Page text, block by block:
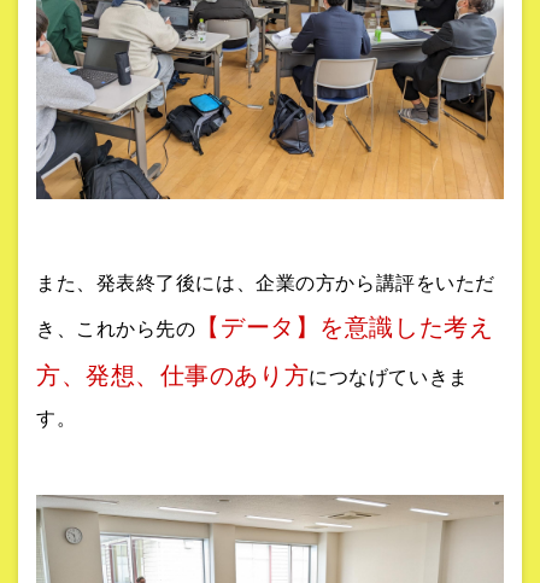
また、発表終了後には、企業の方から講評をいただ
き、これから先の
【データ】を意識した考え
方、発想、仕事のあり方につなげていきま
す。